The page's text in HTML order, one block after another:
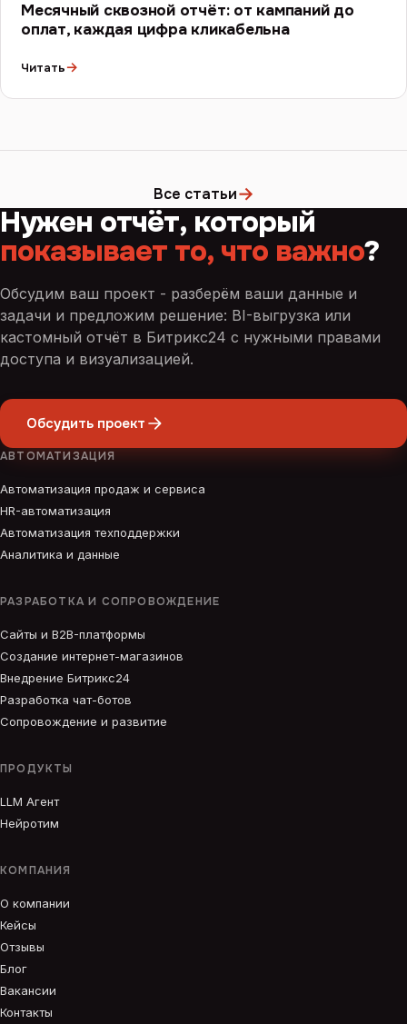
Месячный сквозной отчёт: от кампаний до
оплат, каждая цифра кликабельна
Читать→
Все статьи→
Нужен отчёт, который
показывает то, что важно?
Обсудим ваш проект - разберём ваши данные и
задачи и предложим решение: BI-выгрузка или
кастомный отчёт в Битрикс24 с нужными правами
доступа и визуализацией.
Обсудить проект
АВТОМАТИЗАЦИЯ
Автоматизация продаж и сервиса
HR-автоматизация
Автоматизация техподдержки
Аналитика и данные
РАЗРАБОТКА И СОПРОВОЖДЕНИЕ
Сайты и B2B-платформы
Создание интернет-магазинов
Внедрение Битрикс24
Разработка чат-ботов
Сопровождение и развитие
ПРОДУКТЫ
LLM Агент
Нейротим
КОМПАНИЯ
О компании
Кейсы
Отзывы
Блог
Вакансии
Контакты